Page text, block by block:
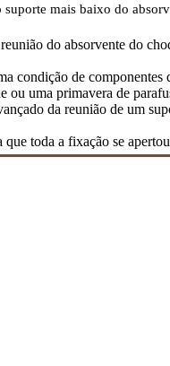
mais baixo do
do absorvente do
condição de
uma primavera de
da reunião de um
toda a fixação se